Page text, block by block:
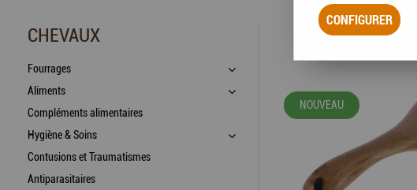
CHEVAUX
Fourrages
Aliments
Compléments alimentaires
Hygiène & Soins
Contusions et Traumatismes
Antiparasitaires
NOUVEAU
CONFIGURER